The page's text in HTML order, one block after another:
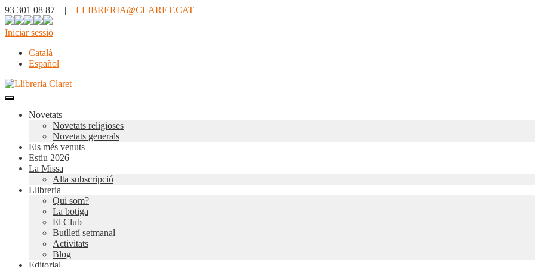
93 301 08 87 | LLIBRERIA@CLARET.CAT
Iniciar sessió
Català
Español
Novetats
Novetats religioses
Novetats generals
Els més venuts
Estiu 2026
La Missa
Alta subscripció
Llibreria
Qui som?
La botiga
El Club
Butlletí setmanal
Activitats
Blog
Editorial